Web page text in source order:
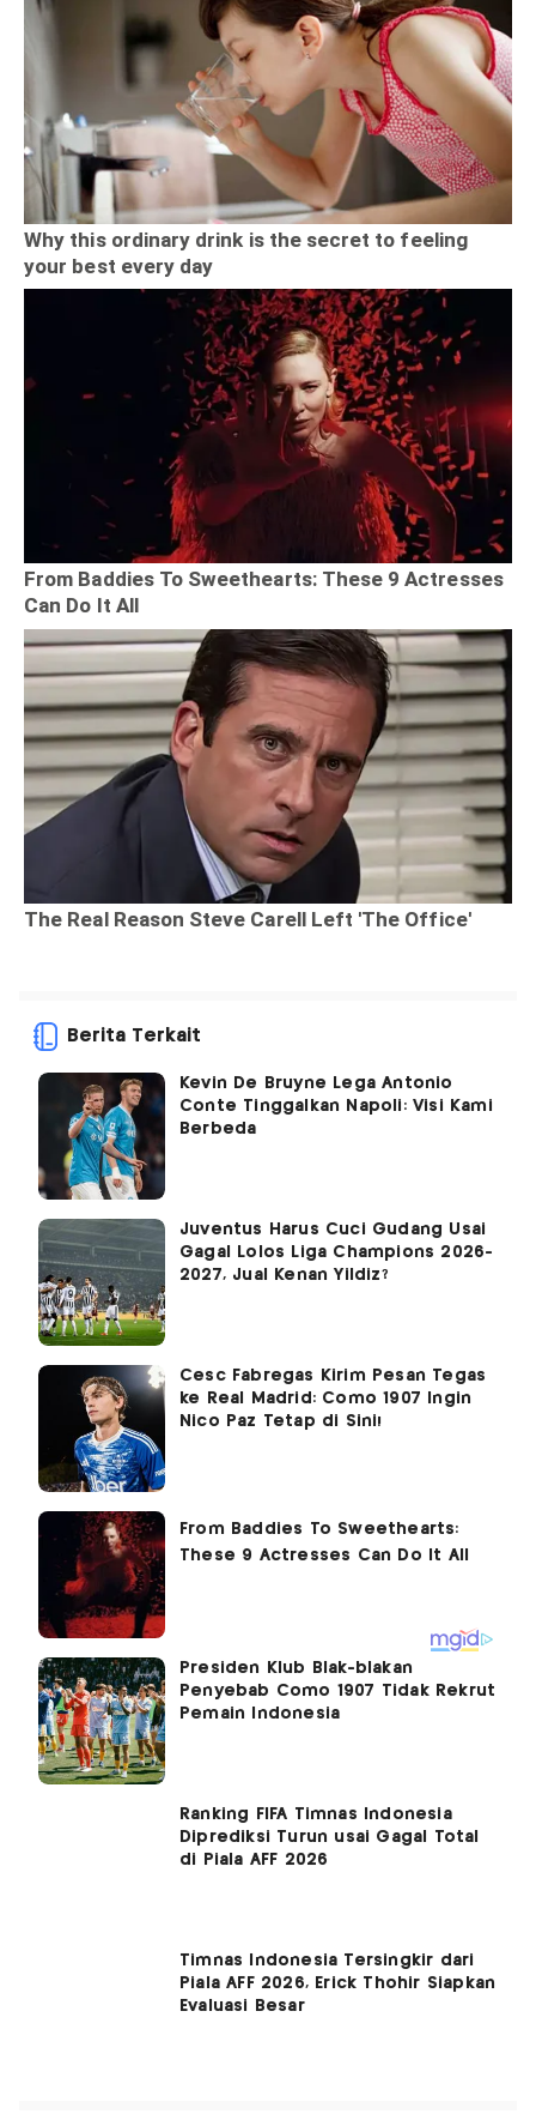
Berita Terkait
Kevin De Bruyne Lega Antonio
Conte Tinggalkan Napoli: Visi Kami
Berbeda
Juventus Harus Cuci Gudang Usai
Gagal Lolos Liga Champions 2026-
2027, Jual Kenan Yildiz?
Cesc Fabregas Kirim Pesan Tegas
ke Real Madrid: Como 1907 Ingin
Nico Paz Tetap di Sini!
Presiden Klub Blak-blakan
Penyebab Como 1907 Tidak Rekrut
Pemain Indonesia
Ranking FIFA Timnas Indonesia
Diprediksi Turun usai Gagal Total
di Piala AFF 2026
Timnas Indonesia Tersingkir dari
Piala AFF 2026, Erick Thohir Siapkan
Evaluasi Besar